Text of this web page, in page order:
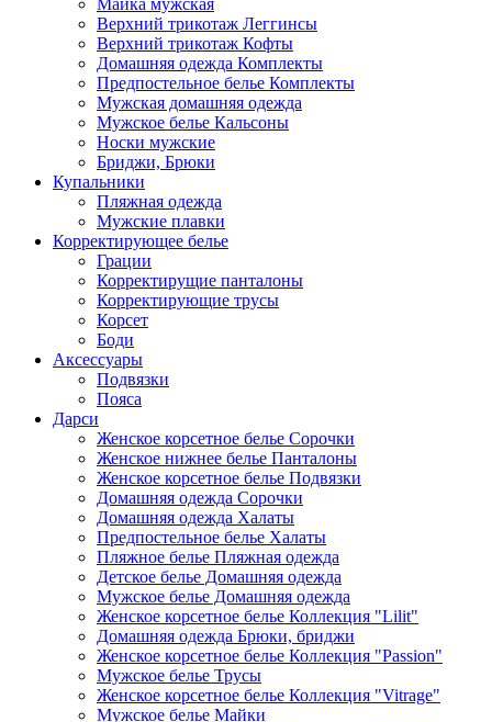
Майка мужская
Верхний трикотаж Леггинсы
Верхний трикотаж Кофты
Домашняя одежда Комплекты
Предпостельное белье Комплекты
Мужская домашняя одежда
Мужское белье Кальсоны
Носки мужские
Бриджи, Брюки
Купальники
Пляжная одежда
Мужские плавки
Корректирующее белье
Грации
Корректирущие панталоны
Корректирующие трусы
Корсет
Боди
Аксессуары
Подвязки
Пояса
Дарси
Женское корсетное белье Сорочки
Женское нижнее белье Панталоны
Женское корсетное белье Подвязки
Домашняя одежда Сорочки
Домашняя одежда Халаты
Предпостельное белье Халаты
Пляжное белье Пляжная одежда
Детское белье Домашняя одежда
Мужское белье Домашняя одежда
Женское корсетное белье Коллекция "Lilit"
Домашняя одежда Брюки, бриджи
Женское корсетное белье Коллекция "Passion"
Мужское белье Трусы
Женское корсетное белье Коллекция "Vitrage"
Мужское белье Майки